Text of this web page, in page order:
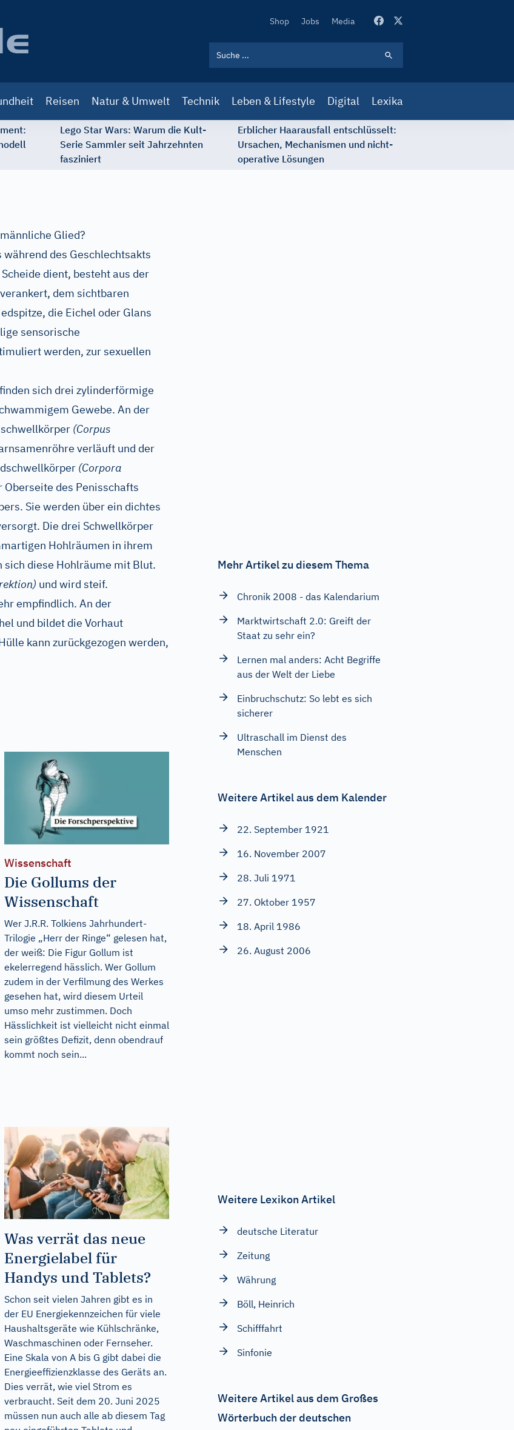
Secondary
Shop Jobs Media
Reisen Natur & Umwelt Technik Leben & Lifestyle Digital Lexika
Lego Star Wars: Warum die Kult-
Serie Sammler seit Jahrzehnten
fasziniert
Erblicher Haarausfall entschlüsselt:
Ursachen, Mechanismen und nicht-
operative Lösungen
Glied?
während des Geschlechtsakts
dient, besteht aus der
dem sichtbaren
die Eichel oder Glans
sensorische
werden, zur sexuellen
sich drei zylinderförmige
Gewebe. An der
(Corpus
verläuft und der
(Corpora
des Penisschafts
Sie werden über ein dichtes
Die drei Schwellkörper
Hohlräumen in ihrem
diese Hohlräume mit Blut.
und wird steif.
empfindlich. An der
und bildet die Vorhaut
kann zurückgezogen werden,
Wissenschaft
Die Gollums der
Wissenschaft
Wer J.R.R. Tolkiens Jahrhundert-
Trilogie „Herr der Ringe“ gelesen hat,
der weiß: Die Figur Gollum ist
ekelerregend hässlich. Wer Gollum
zudem in der Verfilmung des Werkes
gesehen hat, wird diesem Urteil
umso mehr zustimmen. Doch
Hässlichkeit ist vielleicht nicht einmal
sein größtes Defizit, denn obendrauf
kommt noch sein...
Was verrät das neue
Energielabel für
Handys und Tablets?
Schon seit vielen Jahren gibt es in
der EU Energiekennzeichen für viele
Haushaltsgeräte wie Kühlschränke,
Waschmaschinen oder Fernseher.
Eine Skala von A bis G gibt dabei die
Energieeffizienzklasse des Geräts an.
Dies verrät, wie viel Strom es
verbraucht. Seit dem 20. Juni 2025
müssen nun auch alle ab diesem Tag
Mehr Artikel zu diesem Thema
Chronik 2008 - das Kalendarium
Marktwirtschaft 2.0: Greift der
Staat zu sehr ein?
Lernen mal anders: Acht Begriffe
aus der Welt der Liebe
Einbruchschutz: So lebt es sich
sicherer
Ultraschall im Dienst des
Menschen
Weitere Artikel aus dem Kalender
22. September 1921
16. November 2007
28. Juli 1971
27. Oktober 1957
18. April 1986
26. August 2006
Weitere Lexikon Artikel
deutsche Literatur
Zeitung
Währung
Böll, Heinrich
Schifffahrt
Sinfonie
Weitere Artikel aus dem Großes
Wörterbuch der deutschen